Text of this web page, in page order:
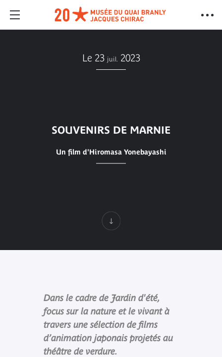
Le 23 juil. 2023
SOUVENIRS DE MARNIE
Un film d'Hiromasa Yonebayashi
Dans le cadre de Jardin d'été,
focus sur la nature et le vivant à
travers une sélection de films
d’animation japonais projetés au
théâtre de verdure.